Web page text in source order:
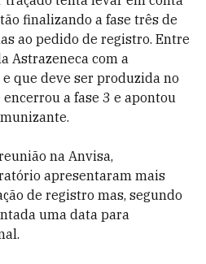
finalizando a fase três de
ao pedido de registro. Entre
Astrazeneca com a
que deve ser produzida no
a fase 3 e apontou
na Anvisa,
apresentaram mais
de registro mas, segundo
uma data para